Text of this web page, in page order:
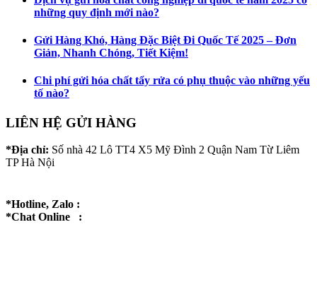
những quy định mới nào?
Gửi Hàng Khó, Hàng Đặc Biệt Đi Quốc Tế 2025 – Đơn
Giản, Nhanh Chóng, Tiết Kiệm!
Chi phí gửi hóa chất tẩy rửa có phụ thuộc vào những yếu
tố nào?
LIÊN HỆ GỬI HÀNG
*Địa chỉ: Số nhà 42 Lô TT4 X5 Mỹ Đình 2 Quận Nam Từ Liêm
TP Hà Nội
*Hotline, Zalo :
*Chat Online :